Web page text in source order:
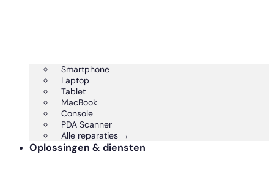
Smartphone
Laptop
Tablet
MacBook
Console
PDA Scanner
Alle reparaties →
Oplossingen & diensten